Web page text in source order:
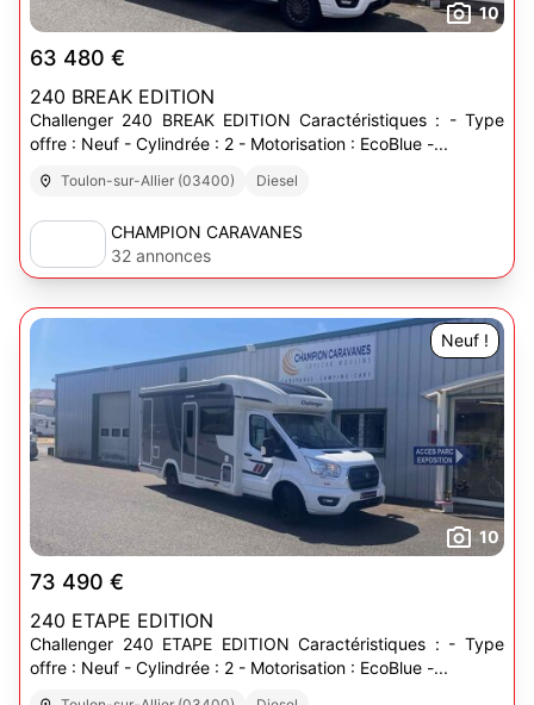
10
63 480 €
240 BREAK EDITION
Challenger 240 BREAK EDITION Caractéristiques : - Type
offre : Neuf - Cylindrée : 2 - Motorisation : EcoBlue -...
Toulon-sur-Allier (03400) Diesel
CHAMPION CARAVANES
32 annonces
Neuf !
10
73 490 €
240 ETAPE EDITION
Challenger 240 ETAPE EDITION Caractéristiques : - Type
offre : Neuf - Cylindrée : 2 - Motorisation : EcoBlue -...